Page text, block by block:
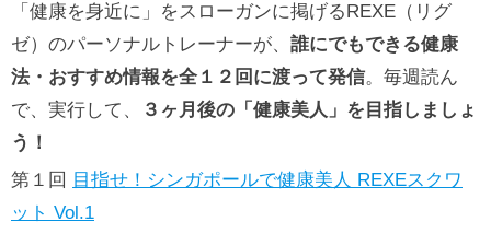
「健康を身近に」をスローガンに掲げるREXE（リグ
ゼ）のパーソナルトレーナーが、 誰にでもできる健康
法・おすすめ情報を全１２回に渡って発信。毎週読ん
で、実行して、
３ヶ月後の「健康美人」を目指しましょ
う！
第１回 目指せ！シンガポールで健康美人 REXEスクワ
ット Vol.1